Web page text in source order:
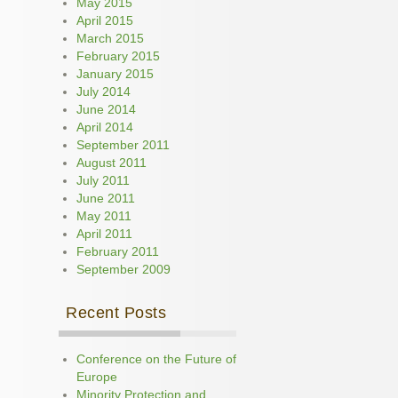
May 2015
April 2015
March 2015
February 2015
January 2015
July 2014
June 2014
April 2014
September 2011
August 2011
July 2011
June 2011
May 2011
April 2011
February 2011
September 2009
Recent Posts
Conference on the Future of
Europe
Minority Protection and